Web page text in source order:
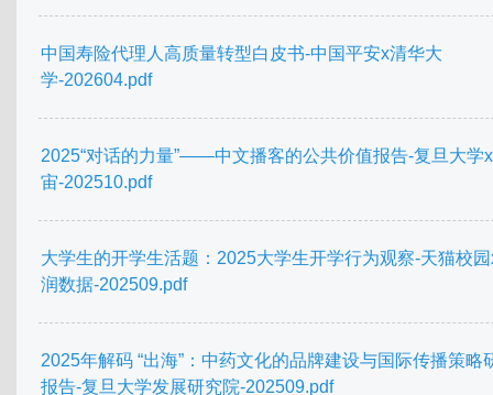
中国寿险代理人高质量转型白皮书-中国平安x清华大
学-202604.pdf
2025“对话的力量”——中文播客的公共价值报告-复旦大学
宙-202510.pdf
大学生的开学生活题：2025大学生开学行为观察-天猫校
润数据-202509.pdf
2025年解码 “出海”：中药文化的品牌建设与国际传播策略
报告-复旦大学发展研究院-202509.pdf